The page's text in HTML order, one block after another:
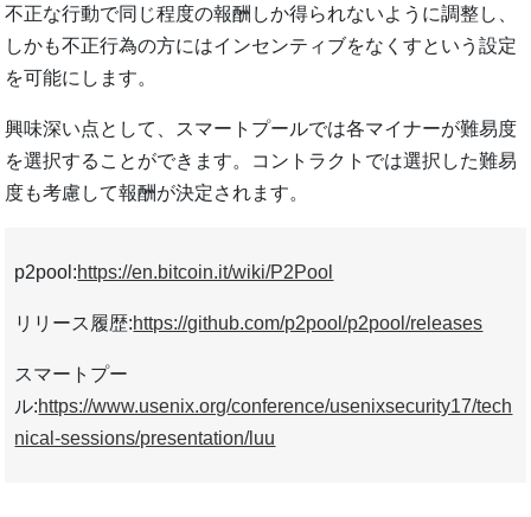
不正な行動で同じ程度の報酬しか得られないように調整し、
しかも不正行為の方にはインセンティブをなくすという設定
を可能にします。
興味深い点として、スマートプールでは各マイナーが難易度
を選択することができます。コントラクトでは選択した難易
度も考慮して報酬が決定されます。
p2pool:https://en.bitcoin.it/wiki/P2Pool
リリース履歴:https://github.com/p2pool/p2pool/releases
スマートプー
ル:https://www.usenix.org/conference/usenixsecurity17/tech
nical-sessions/presentation/luu